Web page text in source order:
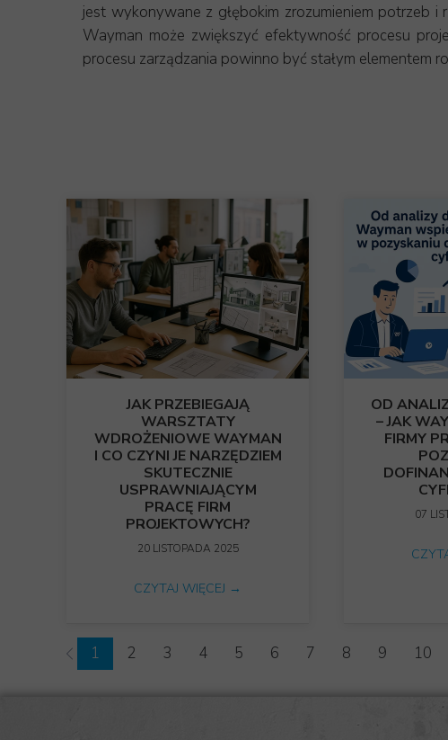
JAK PRZEBIEGAJĄ
WARSZTATY
WDROŻENIOWE WAYMAN
I CO CZYNI JE NARZĘDZIEM
SKUTECZNIE
USPRAWNIAJĄCYM
PRACĘ FIRM
PROJEKTOWYCH?
20 LISTOPADA 2025
CZYTAJ WIĘCEJ →
OD
– JAK
FIRMY
07
1 2 3 4 5 6 7 8 9 10
jest wykonywane z głębokim zrozumieniem
Wayman może zwiększyć efektywność procesu
procesu zarządzania powinno być stałym elementem